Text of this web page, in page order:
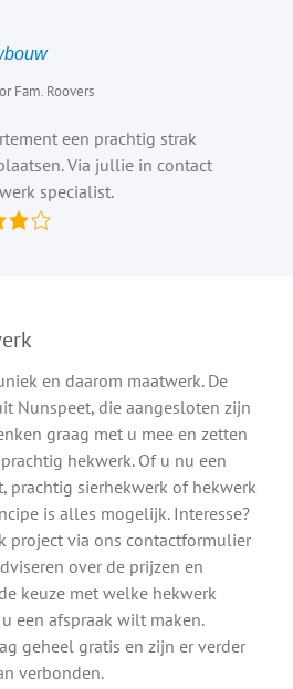
Fam. Roovers
een prachtig strak
Via jullie in contact
specialist.
en daarom maatwerk. De
Nunspeet, die aangesloten zijn
graag met u mee en zetten
hekwerk. Of u nu een
prachtig sierhekwerk of hekwerk
is alles mogelijk. Interesse?
project via ons contactformulier
over de prijzen en
keuze met welke hekwerk
een afspraak wilt maken.
geheel gratis en zijn er verder
verbonden.